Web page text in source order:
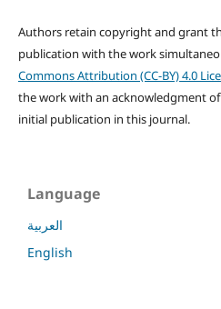
Authors retain copyright and grant
publication with the work
Commons Attribution (CC-BY) 4.0
the work with an acknowledgment
initial publication in this journal.
Language
العربية
English